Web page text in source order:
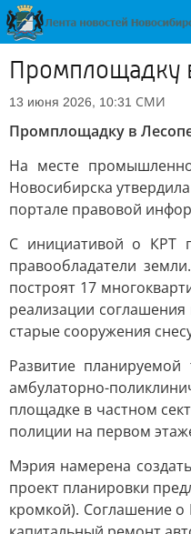
Промплощадку
13 июня 2026, 10:31 СМИ
Промплощадку в
На месте
Новосибирска
портале правовой
С инициативой о КРТ
правообладатели
построят 17
реализации
старые сооружения
Развитие
амбулаторно-
площадке в частном
полиции на первом
Мэрия намерена
проект планировки
кромкой). Соглашение о